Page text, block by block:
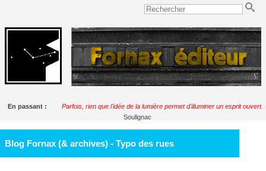
En passant :
Parfois, rien que l'idée de la lumière permet d'illuminer un esprit ouvert.
Soulignac
Blog Fornax (& archives) - Typo des rues